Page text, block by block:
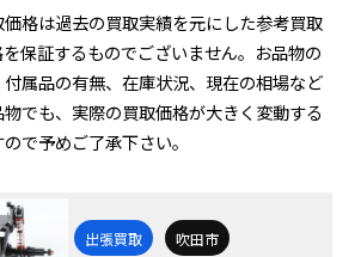
格は過去の買取実績を元にした参考買取
保証するものでございません。お品物の
属品の有無、在庫状況、現在の相場など
でも、実際の買取価格が大きく変動する
で予めご了承下さい。
出張買取 吹田市